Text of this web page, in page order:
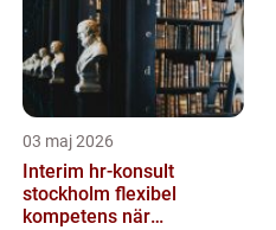
03 maj 2026
Interim hr-konsult
stockholm flexibel
kompetens när